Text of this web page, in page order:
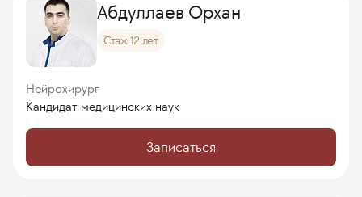
Абдуллаев Орхан
Стаж 12 лет
Нейрохирург
Кандидат медицинских наук
Записаться